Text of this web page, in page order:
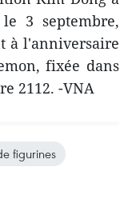
3 septembre,
à l'anniversaire
fixée dans
2112. -VNA
figurines